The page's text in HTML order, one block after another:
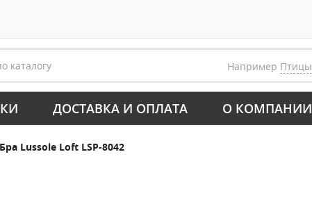
Например Птицы
ДОСТАВКА И ОПЛАТА О КОМПАНИИ
Бра Lussole Loft LSP-8042